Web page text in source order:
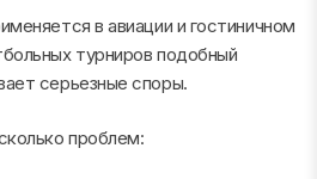
в авиации и гостиничном
турниров подобный
серьезные споры.
проблем: